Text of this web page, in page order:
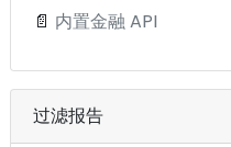
📄 内置金融 API
过滤报告